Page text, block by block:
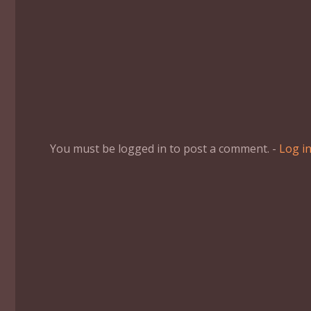
You must be logged in to post a comment. - Log in